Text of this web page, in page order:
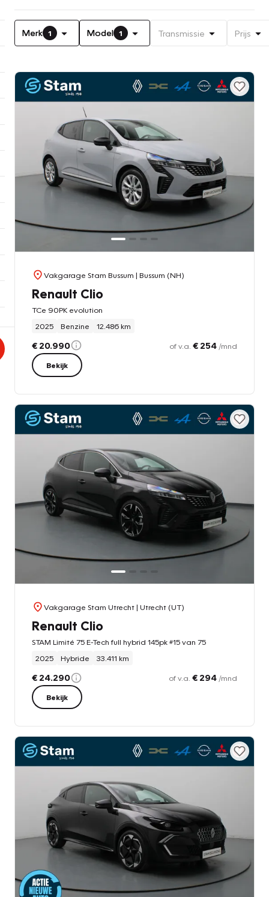
Merk 1 Model 1 Transmissie Prijs
Vakgarage Stam Bussum | Bussum (NH)
Renault Clio
TCe 90PK evolution
2025
Benzine 12.486 km
€ 20.990 of v.a. € 254 /mnd
Bekijk
Vakgarage Stam Utrecht| Utrecht (UT)
Renault Clio
STAM Limité 75 E-Tech full hybrid 145pk #15 van 75
2025
Hybride 33.411 km
€ 24.290 of v.a. € 294 /mnd
Bekijk